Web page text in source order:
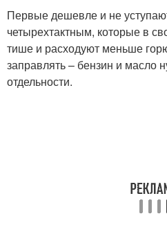
Первые дешевле и не
четырехтактным, которые в
тише и расходуют меньше
заправлять – бензин и масло
отдельности.